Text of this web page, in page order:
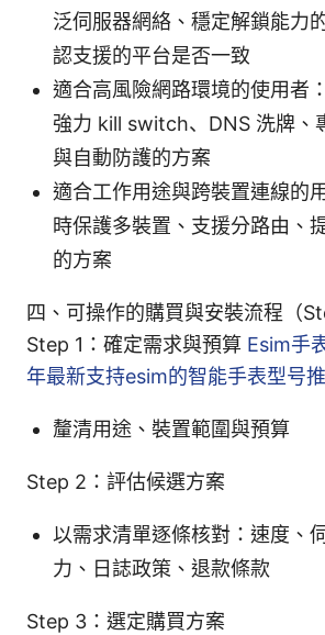
泛伺服器網絡、穩定解鎖能力
認支援的平台是否一致
適合高風險網路環境的使用者
強力 kill switch、DNS 洗牌、
與自動防護的方案
適合工作用途與跨裝置連線的
時保護多裝置、支援分路由、
的方案
四、可操作的購買與安裝流程（
Step 1：確定需求與預算 Esim手
年最新支持esim的智能手表型号
釐清用途、裝置範圍與預算
Step 2：評估候選方案
以需求清單逐條核對：速度、
力、日誌政策、退款條款
Step 3：選定購買方案